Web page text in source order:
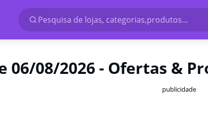
Pesquisa de lojas, categorias,produtos...
08/2026 - Ofertas &
publicidade